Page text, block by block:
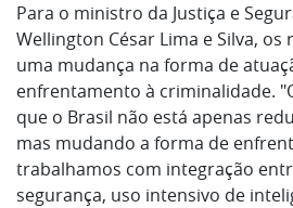
Para o ministro da Justiça e
Wellington César Lima e Silva,
uma mudança na forma de
enfrentamento à criminalidade.
que o Brasil não está apenas
mas mudando a forma de
trabalhamos com integração
segurança, uso intensivo de